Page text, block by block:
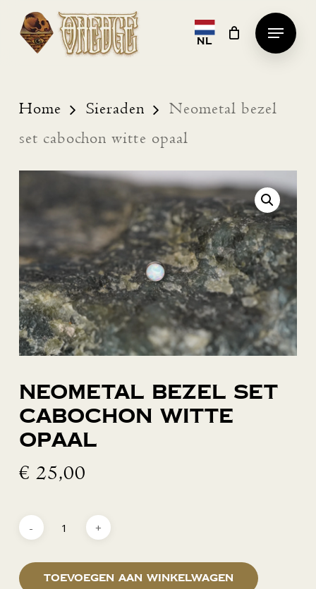
Skip
content
NL
Menu
Home Sieraden
Neometal bezel
set cabochon witte opaal
Neometal bezel set
cabochon witte
opaal
€ 25,00
Toevoegen aan winkelwagen